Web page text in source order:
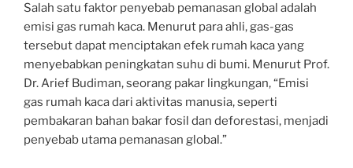
Salah satu faktor penyebab pemanasan global adalah
emisi gas rumah kaca. Menurut para ahli, gas-gas
tersebut dapat menciptakan efek rumah kaca yang
menyebabkan peningkatan suhu di bumi. Menurut Prof.
Dr. Arief Budiman, seorang pakar lingkungan, “Emisi
gas rumah kaca dari aktivitas manusia, seperti
pembakaran bahan bakar fosil dan deforestasi, menjadi
penyebab utama pemanasan global.”